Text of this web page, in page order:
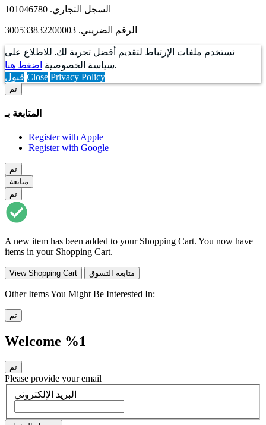
السجل التجاري. 101046780
الرقم الضريبي. 300533832200003
نستخدم ملفات الإرتباط لتقديم أفضل تجربة لك. للاطلاع على
سياسة الخصوصية اضغط هنا .
قبول Close Privacy Policy
تم
المتابعة بـ
Register with Apple
Register with Google
تم
متابعة
تم
A new item has been added to your Shopping Cart. You now have
items in your Shopping Cart.
View Shopping Cart متابعة التسوق
Other Items You Might Be Interested In:
تم
Welcome %1
تم
Please provide your email
البريد الإلكتروني